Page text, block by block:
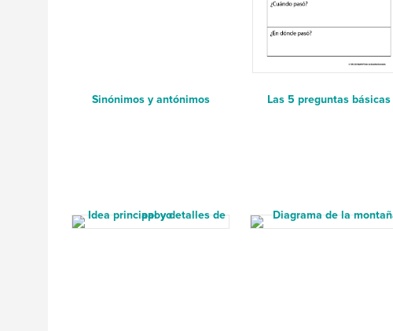
Sinónimos y antónimos Las 5 preguntas básicas